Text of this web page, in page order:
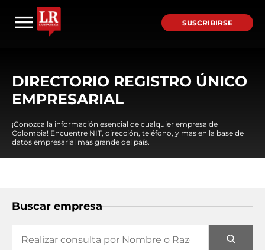
SUSCRIBIRSE
DIRECTORIO REGISTRO ÚNICO
EMPRESARIAL
¡Conozca la información esencial de cualquier empresa de
Colombia! Encuentre NIT, dirección, teléfono, y mas en la base de
datos empresarial mas grande del país.
Buscar empresa